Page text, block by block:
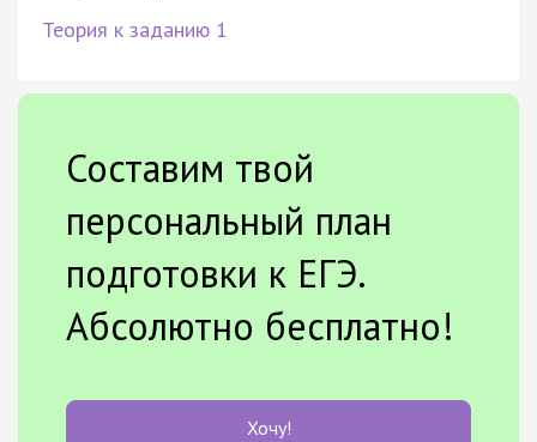
Теория к заданию 1
Составим твой
персональный план
подготовки к ЕГЭ.
Абсолютно бесплатно!
Хочу!